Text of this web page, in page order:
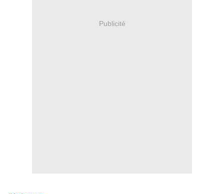
Publicité